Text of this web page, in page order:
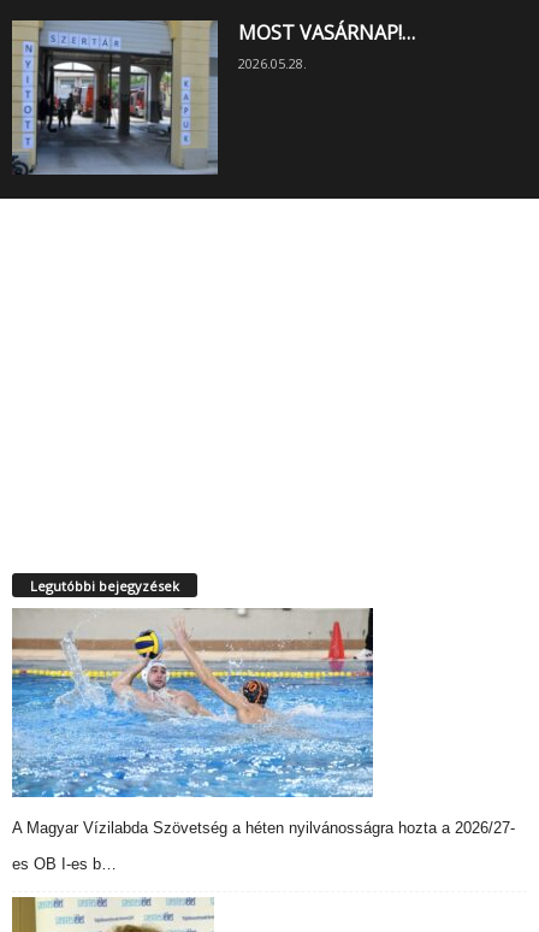
MOST VASÁRNAP!…
2026.05.28.
Legutóbbi bejegyzések
A Magyar Vízilabda Szövetség a héten nyilvánosságra hozta a 2026/27-
es OB I-es b…